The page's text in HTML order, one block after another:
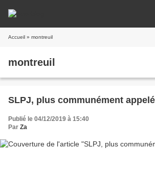
Accueil » montreuil
montreuil
SLPJ, plus communément
Publié le 04/12/2019 à 15:40
Par Za